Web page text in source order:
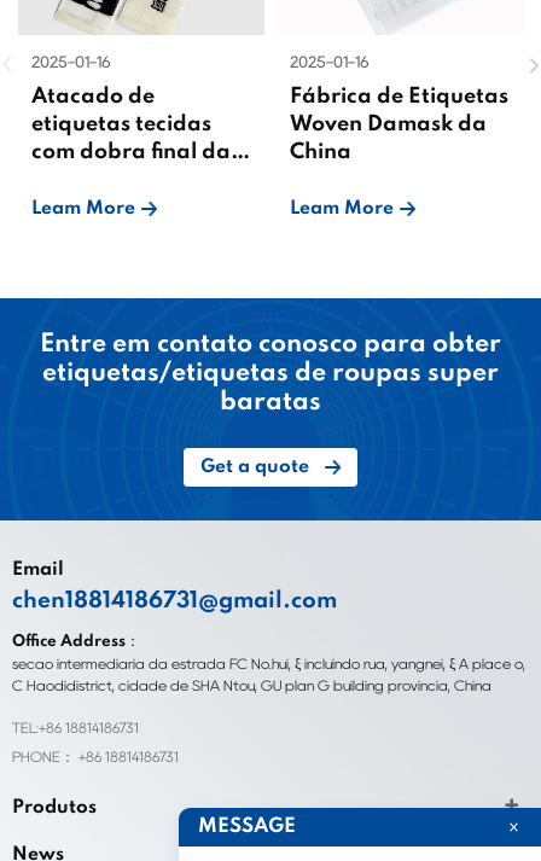
2025-01-16
Atacado de
etiquetas tecidas
com dobra final da
Leam More
2025-01-16
Fábrica de Etiquetas
Woven Damask da
China
Leam More
Entre em contato conosco para obter
etiquetas/etiquetas de roupas super
baratas
Get a quote
Email
chen18814186731@gmail.com
Office Address：
seção intermediária da estrada FC No.hui, ξ incluindo rua, yangnei, ξ A place o,
C Haodidistrict, cidade de SHA Ntou, GU plan G building província, China
TEL:+86 18814186731
PHONE： +86 18814186731
Produtos
News
MESSAGE